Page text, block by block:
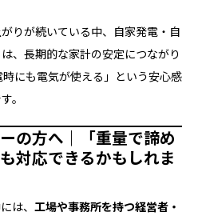
りが続いている中、自家発電・自
、長期的な家計の安定につながり
にも電気が使える」という安心感
。
の方へ｜「重量で諦め
対応できるかもしれま
は、 工場や事務所を持つ経営者・